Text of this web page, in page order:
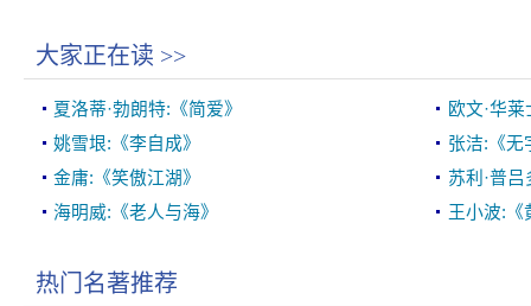
大家正在读 >>
夏洛蒂·勃朗特:《简爱》
欧文·华
姚雪垠:《李自成》
张洁:《无
金庸:《笑傲江湖》
苏利·普
海明威:《老人与海》
王小波:《
热门名著推荐